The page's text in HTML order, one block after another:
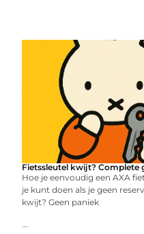
Fietssleutel kwijt? Complete
Hoe je eenvoudig een AXA
je kunt doen als je geen
kwijt? Geen paniek
...